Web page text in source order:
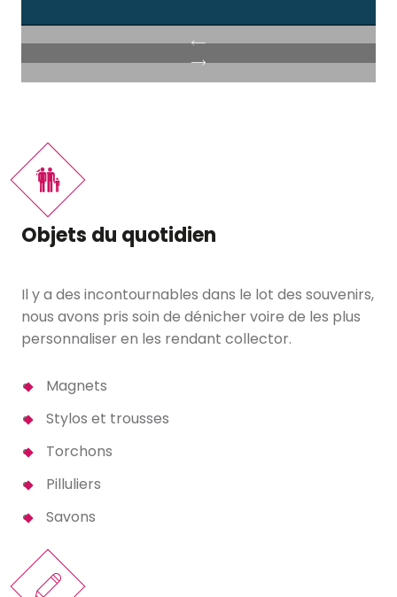
Objets du quotidien
Il y a des incontournables dans le lot des souvenirs,
nous avons pris soin de dénicher voire de les plus
personnaliser en les rendant collector.
Magnets
Stylos et trousses
Torchons
Pilluliers
Savons